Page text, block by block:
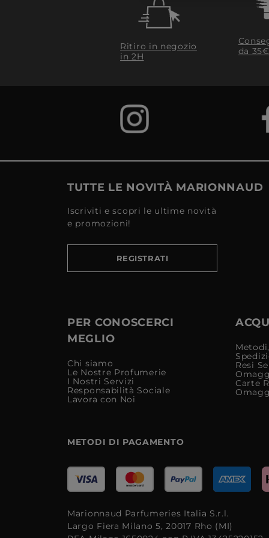
Ritiro in negozio
in 2H
da
TUTTE LE NOVITÀ MARIONNAUD
Iscriviti e scopri le ultime novità
e promozioni!
REGISTRATI
PER CONOSCERCI
MEGLIO
Chi siamo
Le Nostre Profumerie
I Nostri Servizi
Responsabilità Sociale
Lavora con Noi
Resi
Carte
METODI DI PAGAMENTO
Marionnaud Parfumeries Italia S.r.l.
Largo Fiera Milano 5, 20017 Rho (MI)